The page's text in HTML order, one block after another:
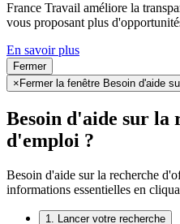
France Travail améliore la
vous proposant plus
En savoir plus
Fermer
× Fermer la fenêtre Besoin d'aide
Besoin d'aide sur la
d'emploi ?
Besoin d'aide sur la recherche
informations essentielles en
1. Lancer votre recherche